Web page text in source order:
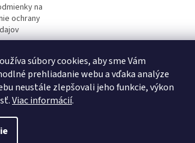
súbory cookies, aby sme Vám
prehliadanie webu a vďaka analýze
neustále zlepšovali jeho funkcie, výkon
Viac informácií.
na
ochrany